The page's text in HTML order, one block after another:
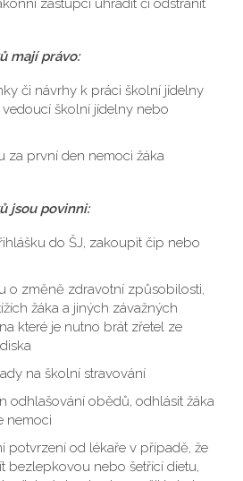
zástupci uhradit či odstranit
mají právo:
či návrhy k práci školní jídelny
školní jídelny nebo
za první den nemoci žáka
jsou povinni:
do ŠJ, zakoupit čip nebo
o změně zdravotní způsobilosti,
žáka a jiných závažných
které je nutno brát zřetel ze
na školní stravování
odhlašování obědů, odhlásit žáka
nemoci
potvrzení od lékaře v případě, že
bezlepkovou nebo šetřící dietu,